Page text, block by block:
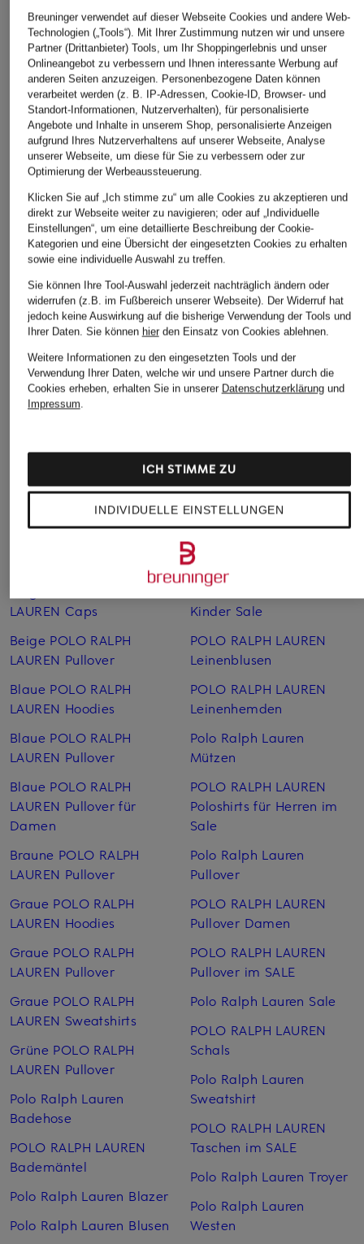
POLO RALPH
LAUREN
Sweatshirt
99,99 €
Bestpreis:185 €
POLO RALPH
LAUREN
Sweatshirt
129,99 €
Bestpreis: 110,49 €
POLO RALPH
LAUREN
Sweatshirt
99,99 €
Bestpreis:175 €
LAUREN Caps
Beige POLO RALPH
LAUREN Pullover
Blaue POLO RALPH
LAUREN Hoodies
Blaue POLO RALPH
LAUREN Pullover
Blaue POLO RALPH
LAUREN Pullover für
Damen
Braune POLO RALPH
LAUREN Pullover
Graue POLO RALPH
LAUREN Hoodies
Graue POLO RALPH
LAUREN Pullover
Graue POLO RALPH
LAUREN Sweatshirts
Grüne POLO RALPH
LAUREN Pullover
Polo Ralph Lauren
Badehose
POLO RALPH LAUREN
Bademäntel
Polo Ralph Lauren Blazer
Polo Ralph Lauren Blusen
POLO RALPH LAUREN
Kinder Sale
POLO RALPH LAUREN
Leinen­blusen
POLO RALPH LAUREN
Leinen­hemden
Polo Ralph Lauren
Mützen
POLO RALPH LAUREN
Poloshirts für Herren im
Sale
Polo Ralph Lauren
Pullover
POLO RALPH LAUREN
Pullover Damen
POLO RALPH LAUREN
Pullover im SALE
Polo Ralph Lauren Sale
POLO RALPH LAUREN
Schals
Polo Ralph Lauren
Sweatshirt
POLO RALPH LAUREN
Taschen im SALE
Polo Ralph Lauren Troyer
Polo Ralph Lauren
Westen
Breuninger verwendet auf dieser Webseite Cookies und andere Web-
Technologien („Tools“). Mit Ihrer Zustimmung nutzen wir und unsere
Partner (Drittanbieter) Tools, um Ihr Shoppingerlebnis und unser
Onlineangebot zu verbessern und Ihnen interessante Werbung auf
anderen Seiten anzuzeigen. Personenbezogene Daten können
verarbeitet werden (z. B. IP-Adressen, Cookie-ID, Browser- und
Standort-Informationen, Nutzerverhalten), für personalisierte
Angebote und Inhalte in unserem Shop, personalisierte Anzeigen
aufgrund Ihres Nutzerverhaltens auf unserer Webseite, Analyse
unserer Webseite, um diese für Sie zu verbessern oder zur
Optimierung der Werbeaussteuerung.
Klicken Sie auf „Ich stimme zu“ um alle Cookies zu akzeptieren und
direkt zur Webseite weiter zu navigieren; oder auf „Individuelle
Einstellungen“, um eine detaillierte Beschreibung der Cookie-
Kategorien und eine Übersicht der eingesetzten Cookies zu erhalten
sowie eine individuelle Auswahl zu treffen.
Sie können Ihre Tool-Auswahl jederzeit nachträglich ändern oder
widerrufen (z.B. im Fußbereich unserer Webseite). Der Widerruf hat
jedoch keine Auswirkung auf die bisherige Verwendung der Tools und
Ihrer Daten. Sie können hierden Einsatz von Cookies ablehnen.
Weitere Informationen zu den eingesetzten Tools und der
Verwendung Ihrer Daten, welche wir und unsere Partner durch die
Cookies erheben, erhalten Sie in unserer Datenschutzerklärungund
Impressum.
INDIVIDUELLE EINSTELLUNGEN
ICH STIMME ZU